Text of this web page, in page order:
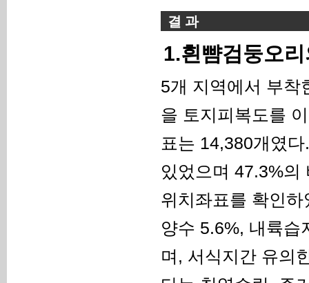
결 과
1.흰뺨검둥오
5개 지역에서 부착
을 토지피복도를
표는 14,380개였
있었으며 47.3%의
위치좌표를 확인
양수 5.6%, 내륙습
며, 서식지간 유의